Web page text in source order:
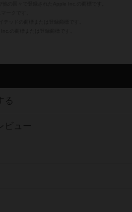
る
ビュー